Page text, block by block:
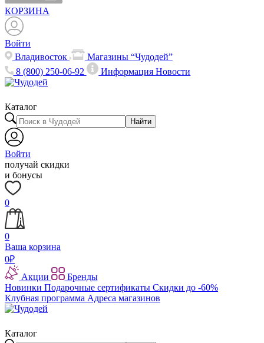
КОРЗИНА
Войти
Владивосток
Магазины “Чудодей”
8 (800) 250-06-92
ИнформацияНовости
Каталог
Найти
Войти
получай скидки
и бонусы
0
0
Ваша корзина
0₽
Акции
Бренды
Новинки Подарочные сертификаты Скидки до -60%
Клубная программа Адреса магазинов
Каталог